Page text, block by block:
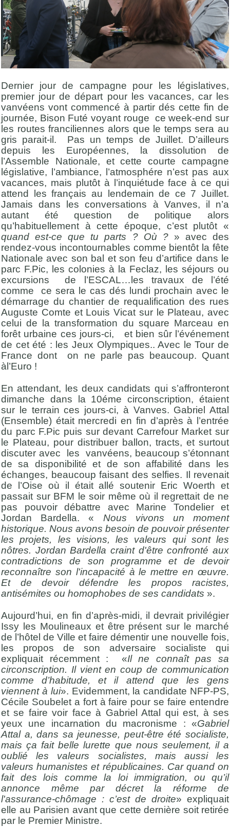
Dernier jour de campagne pour les législatives,
premier jour de départ pour les vacances, car les
vanvéens vont commencé à partir dés cette fin de
journée, Bison Futé voyant rouge ce week-end sur
les routes franciliennes alors que le temps sera au
gris parait-il. Pas un temps de Juillet. D’ailleurs
depuis les Européennes, la dissolution de
l’Assemble Nationale, et cette courte campagne
législative, l’ambiance, l’atmosphére n’est pas aux
vacances, mais plutôt à l’inquiétude face à ce qui
attend les français au lendemain de ce 7 Juillet.
Jamais dans les conversations à Vanves, il n’a
autant été question de politique alors
qu’habituellement à cette époque, c’est plutôt «
quand est-ce que tu parts ? Où ?» avec des
rendez-vous incontournables comme bientôt la fête
Nationale avec son bal et son feu d’artifice dans le
parc F.Pic, les colonies à la Feclaz, les séjours ou
excursions de l’ESCAL…les travaux de l’été
comme ce sera le cas dés lundi prochain avec le
démarrage du chantier de requalification des rues
Auguste Comte et Louis Vicat sur le Plateau, avec
celui de la transformation du square Marceau en
forêt urbaine ces jours-ci, et bien sûr l’événement
de cet été : les Jeux Olympiques.. Avec le Tour de
France dont on ne parle pas beaucoup. Quant
àl’Euro !
En attendant, les deux candidats qui s’affronteront
dimanche dans la 10éme circonscription, étaient
sur le terrain ces jours-ci, à Vanves. Gabriel Attal
(Ensemble) était mercredi en fin d’après à l’entrée
du parc F.Pic puis sur devant Carrefour Market sur
le Plateau, pour distribuer ballon, tracts, et surtout
discuter avec les vanvéens, beaucoup s’étonnant
de sa disponibilité et de son affabilité dans les
échanges, beaucoup faisant des selfies. Il revenait
de l’Oise où il était allé soutenir Eric Woerth et
passait sur BFM le soir même où il regrettait de ne
pas pouvoir débattre avec Marine Tondelier et
Jordan Bardella. « Nous vivons un moment
historique. Nous avons besoin de pouvoir présenter
les projets, les visions, les valeurs qui sont les
nôtres. Jordan Bardella craint d'être confronté aux
contradictions de son programme et de devoir
reconnaître son l'incapacité à le mettre en œuvre.
Et de devoir défendre les propos racistes,
antisémites ou homophobes de ses candidats ».
Aujourd’hui, en fin d’après-midi, il devrait privilégier
Issy les Moulineaux et être présent sur le marché
de l’hôtel de Ville et faire démentir une nouvelle fois,
les propos de son adversaire socialiste qui
expliquait récemment : «Il ne connaît pas sa
circonscription. Il vient en coup de communication
comme d’habitude, et il attend que les gens
viennent à lui». Evidemment, la candidate NFP-PS,
Cécile Soubelet a fort à faire pour se faire entendre
et se faire voir face à Gabriel Attal qui est, à ses
yeux une incarnation du macronisme : «Gabriel
Attal a, dans sa jeunesse, peut-être été socialiste,
mais ça fait belle lurette que nous seulement, il a
oublié les valeurs socialistes, mais aussi les
valeurs humanistes et républicaines. Car quand on
fait des lois comme la loi immigration, ou qu’il
annonce même par décret la réforme de
l'assurance-chômage : c’est de droite» expliquait
elle au Parisien avant que cette dernière soit retirée
par le Premier Ministre.